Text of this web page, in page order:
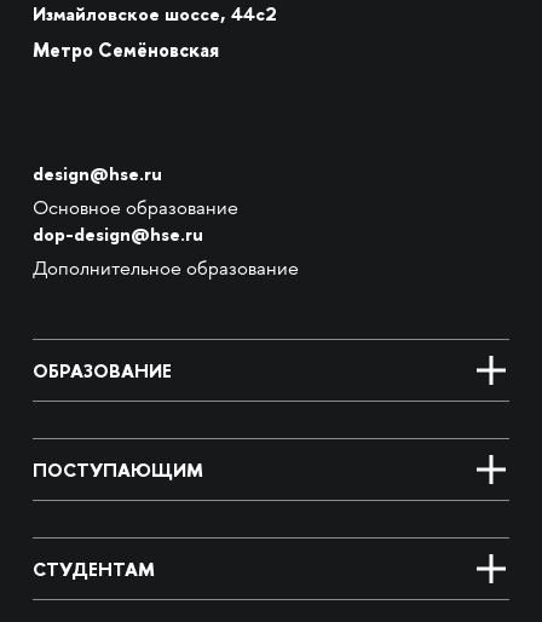
Измайловское шоссе, 44с2
Метро Семёновская
design@hse.ru
Основное образование
dop-design@hse.ru
Дополнительное образование
ОБРАЗОВАНИЕ
ПОСТУПАЮЩИМ
СТУДЕНТАМ